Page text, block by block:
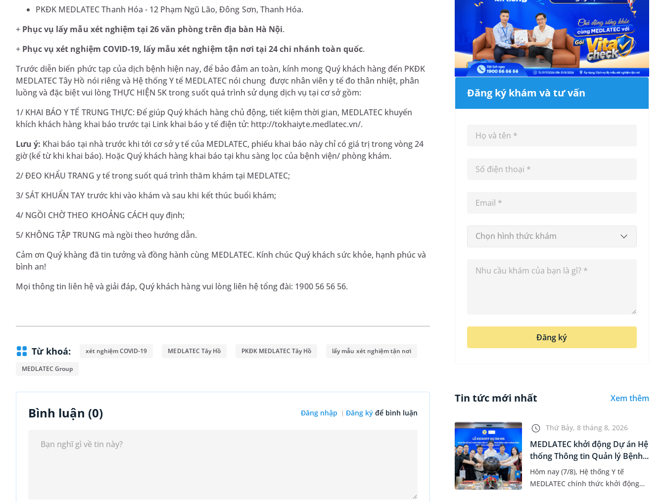
PKĐK MEDLATEC Thanh Hóa - 12 Phạm Ngũ Lão, Đông Sơn, Thanh Hóa.
+ Phục vụ lấy mẫu xét nghiệm tại 26 văn phòng trên địa bàn Hà Nội.
+ Phục vụ xét nghiệm COVID-19, lấy mẫu xét nghiệm tận nơi tại 24 chi nhánh toàn quốc.
Trước diễn biến phức tạp của dịch bệnh hiện nay, để bảo đảm an toàn, kính mong Quý khách hàng đến PKĐK
MEDLATEC Tây Hồ nói riêng và Hệ thống Y tế MEDLATEC nói chung được nhân viên y tế đo thân nhiệt, phân
luồng và đặc biệt vui lòng THỰC HIỆN 5K trong suốt quá trình sử dụng dịch vụ tại cơ sở gồm:
1/ KHAI BÁO Y TẾ TRUNG THỰC: Để giúp Quý khách hàng chủ động, tiết kiệm thời gian, MEDLATEC khuyến
khích khách hàng khai báo trước tại Link khai báo y tế điện tử: http://tokhaiyte.medlatec.vn/.
Lưu ý: Khai báo tại nhà trước khi tới cơ sở y tế của MEDLATEC, phiếu khai báo này chỉ có giá trị trong vòng 24
giờ (kể từ khi khai báo). Hoặc Quý khách hàng khai báo tại khu sàng lọc của bệnh viện/ phòng khám.
2/ ĐEO KHẨU TRANG y tế trong suốt quá trình thăm khám tại MEDLATEC;
3/ SÁT KHUẨN TAY trước khi vào khám và sau khi kết thúc buổi khám;
4/ NGỒI CHỜ THEO KHOẢNG CÁCH quy định;
5/ KHÔNG TẬP TRUNG mà ngồi theo hướng dẫn.
Cảm ơn Quý khàng đã tin tưởng và đồng hành cùng MEDLATEC. Kính chúc Quý khách sức khỏe, hạnh phúc và
bình an!
Mọi thông tin liên hệ và giải đáp, Quý khách hàng vui lòng liên hệ tổng đài: 1900 56 56 56.
Từ khoá: xét nghiệm COVID-19 MEDLATEC Tây Hồ PKĐK MEDLATEC Tây Hồ lấy mẫu xét nghiệm tận nơi
MEDLATEC Group
Bình luận (0) Đăng nhập Đăng ký để bình luận
Đăng ký khám và tư vấn
Chọn hình thức khám
Đăng ký
Tin tức mới nhất Xem thêm
Thứ Bảy, 8 tháng 8, 2026
MEDLATEC khởi động Dự án Hệ
thống Thông tin Quản lý Bệnh...
Hôm nay (7/8), Hệ thống Y tế
MEDLATEC chính thức khởi động